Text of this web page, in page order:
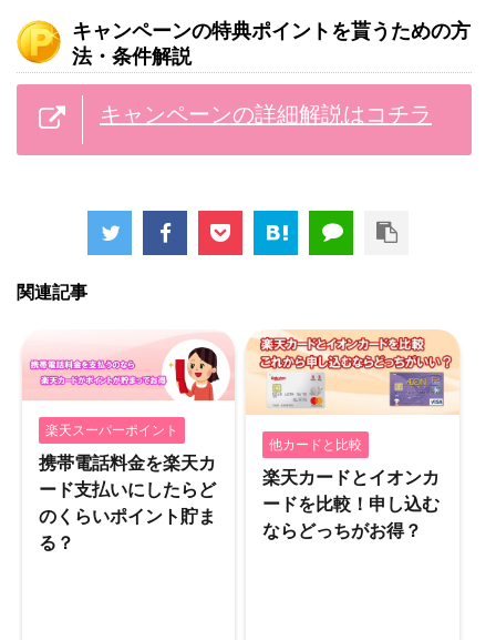
キャンペーンの特典ポイントを貰うための方
法・条件解説
キャンペーンの詳細解説はコチラ
関連記事
楽天スーパーポイント
携帯電話料金を楽天カ
ード支払いにしたらど
のくらいポイント貯ま
る？
他カードと比較
楽天カードとイオンカ
ードを比較！申し込む
ならどっちがお得？